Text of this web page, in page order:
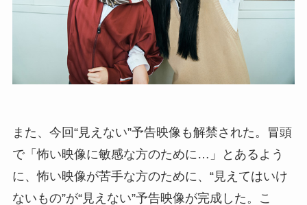
また、今回“見えない”予告映像も解禁された。冒頭
で「怖い映像に敏感な方のために…」とあるよう
に、怖い映像が苦手な方のために、“見えてはいけ
ないもの”が“見えない”予告映像が完成した。こ